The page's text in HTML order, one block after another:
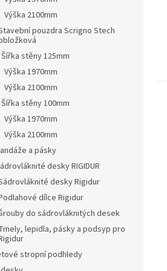
Výška 2100mm
pouzdra Scrigno Stech
Šířka stěny 125mm
Výška 1970mm
Výška 2100mm
Šířka stěny 100mm
Výška 1970mm
Výška 2100mm
a pásky
desky RIGIDUR
desky Rigidur
dílce Rigidur
do sádrovláknitých desek
lepidla, pásky a podsyp pro
stropní podhledy